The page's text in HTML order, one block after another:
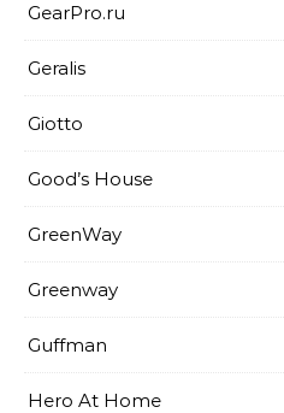
GearPro.ru
Geralis
Giotto
Good’s House
GreenWay
Greenway
Guffman
Hero At Home